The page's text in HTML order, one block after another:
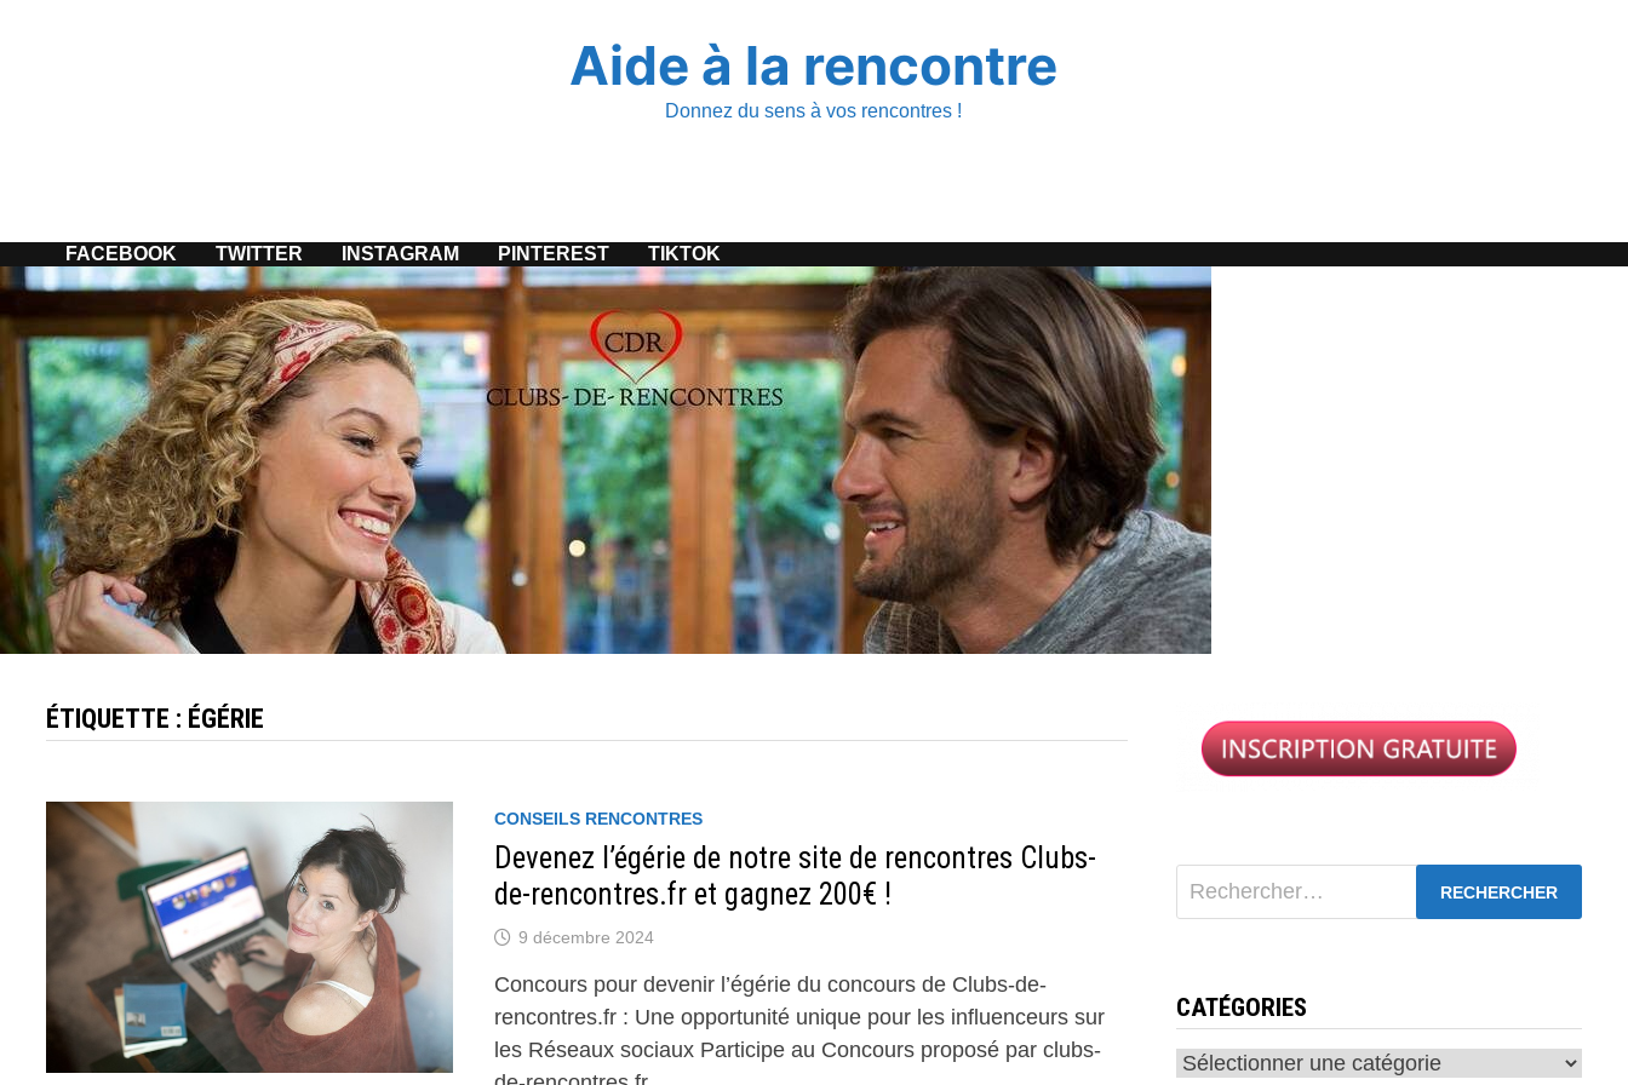
Aide à la rencontre
Donnez du sens à vos rencontres !
FACEBOOK TWITTER INSTAGRAM PINTEREST TIKTOK
ÉTIQUETTE : ÉGÉRIE
CONSEILS RENCONTRES
Devenez l’égérie de notre site de rencontres Clubs-
de-rencontres.fr et gagnez 200€ !
9 décembre 2024
Concours pour devenir l’égérie du concours de Clubs-de-
rencontres.fr : Une opportunité unique pour les influenceurs sur
les Réseaux sociaux Participe au Concours proposé par clubs-
Rechercher :
CATÉGORIES
Catégories